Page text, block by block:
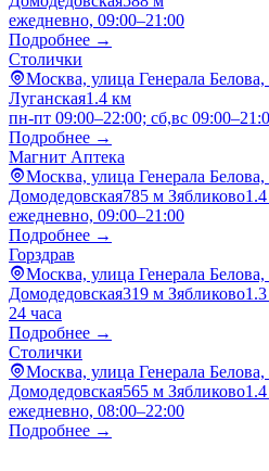
ежедневно, 09:00–21:00
Подробнее →
Столички
Москва, улица Генерала Белова,
Луганская1.4 км
пн-пт 09:00–22:00; сб,вс
Подробнее →
Магнит Аптека
Москва, улица Генерала
Домодедовская785 м Зябликово
ежедневно, 09:00–21:00
Подробнее →
Горздрав
Москва, улица Генерала Белова,
Домодедовская319 м Зябликово
24 часа
Подробнее →
Столички
Москва, улица Генерала Белова,
Домодедовская565 м Зябликово
ежедневно, 08:00–22:00
Подробнее →